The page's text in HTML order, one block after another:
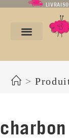
>
charbon